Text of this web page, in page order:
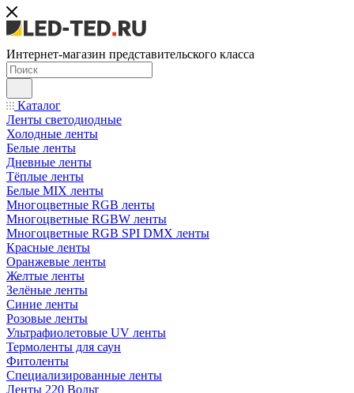
Интернет-магазин представительского класса
Каталог
Ленты светодиодные
Холодные ленты
Белые ленты
Дневные ленты
Тёплые ленты
Белые MIX ленты
Многоцветные RGB ленты
Многоцветные RGBW ленты
Многоцветные RGB SPI DMX ленты
Красные ленты
Оранжевые ленты
Желтые ленты
Зелёные ленты
Синие ленты
Розовые ленты
Ультрафиолетовые UV ленты
Термоленты для саун
Фитоленты
Специализированные ленты
Ленты 220 Вольт